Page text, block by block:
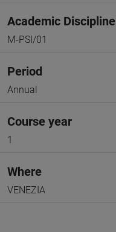
Academic Discipline
M-PSI/01
Period
Annual
Course year
1
Where
VENEZIA